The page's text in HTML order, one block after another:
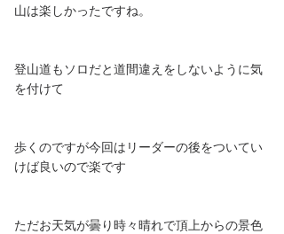
山は楽しかったですね。
登山道もソロだと道間違えをしないように気
を付けて
歩くのですが今回はリーダーの後をついてい
けば良いので楽です
ただお天気が曇り時々晴れで頂上からの景色